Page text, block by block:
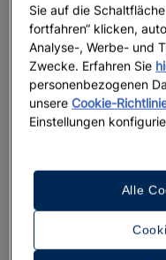
Sie auf die
fortfahren“ klicken,
Analyse-, Werbe- und
Zwecke. Erfahren Sie
personenbezogenen
unsereCookie-
Einstellungen
Alle